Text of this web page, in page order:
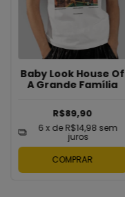
Baby Look House Of
A Grande Família
R$89,90
6 x deR$14,98 sem
juros
COMPRAR